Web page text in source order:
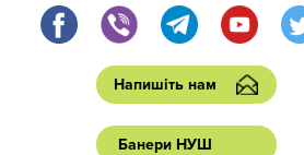
Напишіть нам
Банери НУШ